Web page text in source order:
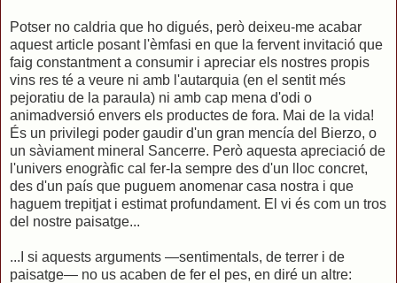
Potser no caldria que ho digués, però deixeu-me acabar
aquest article posant l'èmfasi en que la fervent invitació que
faig constantment a consumir i apreciar els nostres propis
vins res té a veure ni amb l'autarquia (en el sentit més
pejoratiu de la paraula) ni amb cap mena d'odi o
animadversió envers els productes de fora. Mai de la vida!
És un privilegi poder gaudir d'un gran mencía del Bierzo, o
un sàviament mineral Sancerre. Però aquesta apreciació de
l'univers enogràfic cal fer-la sempre des d'un lloc concret,
des d'un país que puguem anomenar casa nostra i que
haguem trepitjat i estimat profundament. El vi és com un tros
del nostre paisatge...
...I si aquests arguments —sentimentals, de terrer i de
paisatge— no us acaben de fer el pes, en diré un altre: